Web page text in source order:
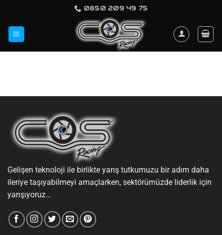
0850 209 49 75
Gelişen teknoloji ile birlikte yarış tutkumuzu bir adım daha
ileriye taşıyabilmeyi amaçlarken, sektörümüzde liderlik için
yarışıyoruz…